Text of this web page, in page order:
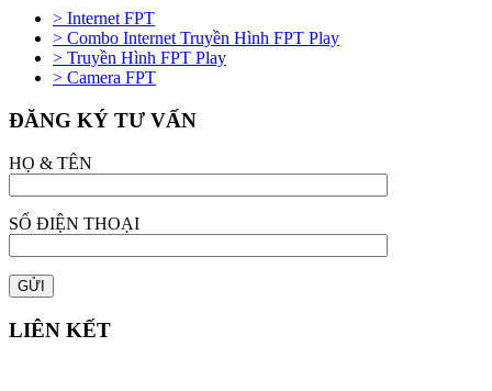
> Internet FPT
> Combo Internet Truyền Hình FPT Play
> Truyền Hình FPT Play
> Camera FPT
ĐĂNG KÝ TƯ VẤN
HỌ & TÊN
SỐ ĐIỆN THOẠI
LIÊN KẾT